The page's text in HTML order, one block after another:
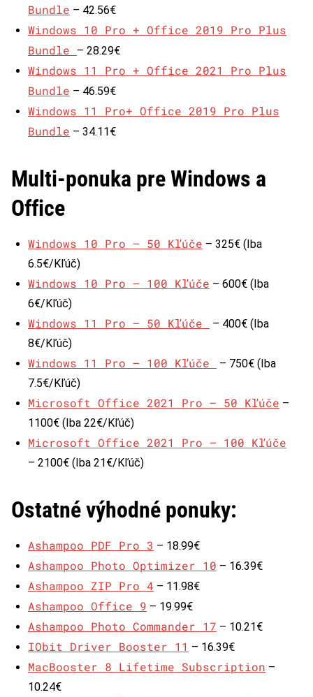
Bundle – 42.56€
Windows 10 Pro + Office 2019 Pro Plus
Bundle
– 28.29€
Windows 11 Pro + Office 2021 Pro Plus
Bundle – 46.59€
Windows 11 Pro+ Office 2019 Pro Plus
Bundle – 34.11€
Multi-ponuka pre Windows a
Office
Windows 10 Pro – 50 Kľúče – 325€ (Iba
6.5€/Kľúč)
Windows 10 Pro – 100 Kľúče – 600€ (Iba
6€/Kľúč)
Windows 11 Pro – 50 Kľúče
– 400€ (Iba
8€/Kľúč)
Windows 11 Pro – 100 Kľúče
– 750€ (Iba
7.5€/Kľúč)
Microsoft Office 2021 Pro – 50 Kľúče –
1100€ (Iba 22€/Kľúč)
Microsoft Office 2021 Pro – 100 Kľúče
– 2100€ (Iba 21€/Kľúč)
Ostatné výhodné ponuky:
Ashampoo PDF Pro 3 – 18.99€
Ashampoo Photo Optimizer 10 – 16.39€
Ashampoo ZIP Pro 4 – 11.98€
Ashampoo Office 9 – 19.99€
Ashampoo Photo Commander 17 – 10.21€
IObit Driver Booster 11 – 16.39€
MacBooster 8 Lifetime Subscription –
10.24€